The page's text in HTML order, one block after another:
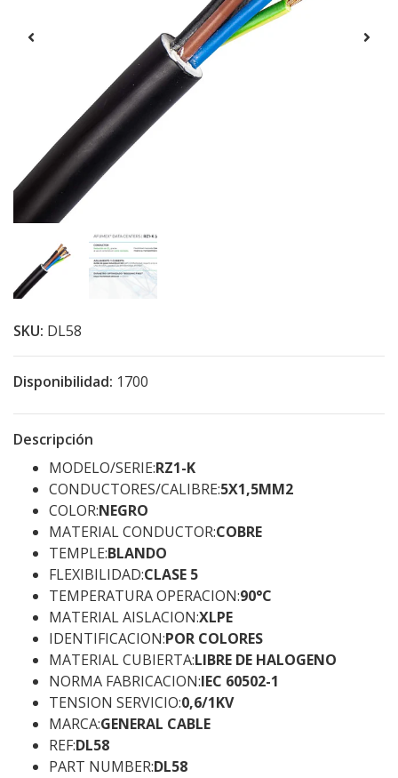
SKU: DL58
Disponibilidad: 1700
Descripción
MODELO/SERIE:RZ1-K
CONDUCTORES/CALIBRE:5X1,5MM2
COLOR:NEGRO
MATERIAL CONDUCTOR:COBRE
TEMPLE:BLANDO
FLEXIBILIDAD:CLASE 5
TEMPERATURA OPERACION:90°C
MATERIAL AISLACION:XLPE
IDENTIFICACION:POR COLORES
MATERIAL CUBIERTA:LIBRE DE HALOGENO
NORMA FABRICACION:IEC 60502-1
TENSION SERVICIO:0,6/1KV
MARCA:GENERAL CABLE
REF:DL58
PART NUMBER:DL58